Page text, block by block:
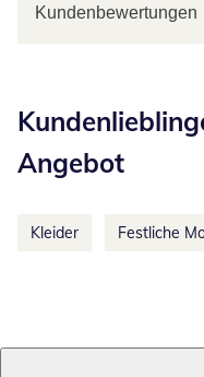
Kundenbewertungen
Angebot
Kleider Festliche